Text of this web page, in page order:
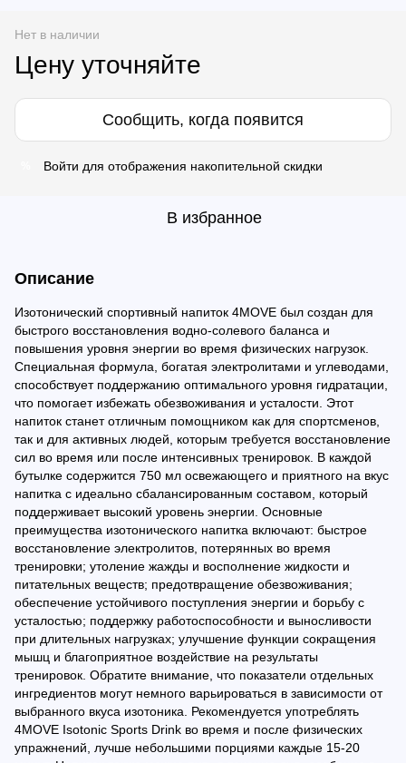
Нет в наличии
Цену уточняйте
Сообщить, когда появится
Войти для отображения накопительной скидки
В избранное
Описание
Изотонический спортивный напиток 4MOVE был создан для
быстрого восстановления водно-солевого баланса и
повышения уровня энергии во время физических нагрузок.
Специальная формула, богатая электролитами и углеводами,
способствует поддержанию оптимального уровня гидратации,
что помогает избежать обезвоживания и усталости. Этот
напиток станет отличным помощником как для спортсменов,
так и для активных людей, которым требуется восстановление
сил во время или после интенсивных тренировок. В каждой
бутылке содержится 750 мл освежающего и приятного на вкус
напитка с идеально сбалансированным составом, который
поддерживает высокий уровень энергии. Основные
преимущества изотонического напитка включают: быстрое
восстановление электролитов, потерянных во время
тренировки; утоление жажды и восполнение жидкости и
питательных веществ; предотвращение обезвоживания;
обеспечение устойчивого поступления энергии и борьбу с
усталостью; поддержку работоспособности и выносливости
при длительных нагрузках; улучшение функции сокращения
мышц и благоприятное воздействие на результаты
тренировок. Обратите внимание, что показатели отдельных
ингредиентов могут немного варьироваться в зависимости от
выбранного вкуса изотоника. Рекомендуется употреблять
4MOVE Isotonic Sports Drink во время и после физических
упражнений, лучше небольшими порциями каждые 15-20